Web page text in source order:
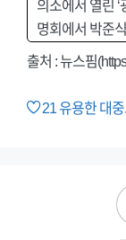
의소에서 열린 ‘
명회에서 박준
출처 : 뉴스핌
21유용한 대